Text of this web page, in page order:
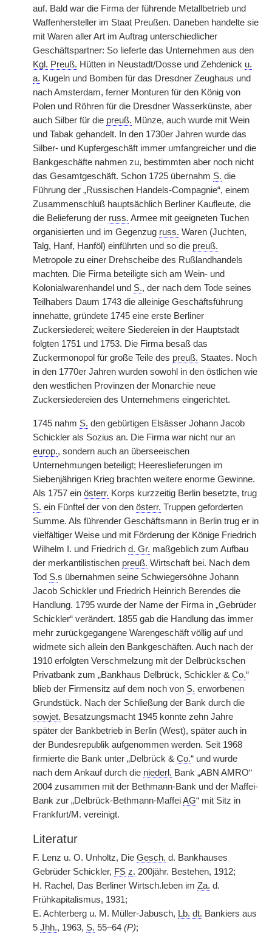
auf. Bald war die Firma der führende Metallbetrieb und
Waffenhersteller im Staat Preußen. Daneben handelte sie
mit Waren aller Art im Auftrag unterschiedlicher
Geschäftspartner: So lieferte das Unternehmen aus den
Kgl. Preuß. Hütten in Neustadt/Dosse und Zehdenick u.
a. Kugeln und Bomben für das Dresdner Zeughaus und
nach Amsterdam, ferner Monturen für den König von
Polen und Röhren für die Dresdner Wasserkünste, aber
auch Silber für die preuß. Münze, auch wurde mit Wein
und Tabak gehandelt. In den 1730er Jahren wurde das
Silber- und Kupfergeschäft immer umfangreicher und die
Bankgeschäfte nahmen zu, bestimmten aber noch nicht
das Gesamtgeschäft. Schon 1725 übernahm S. die
Führung der „Russischen Handels-Compagnie“, einem
Zusammenschluß hauptsächlich Berliner Kaufleute, die
die Belieferung der russ. Armee mit geeigneten Tuchen
organisierten und im Gegenzug russ. Waren (Juchten,
Talg, Hanf, Hanföl) einführten und so die preuß.
Metropole zu einer Drehscheibe des Rußlandhandels
machten. Die Firma beteiligte sich am Wein- und
Kolonialwarenhandel und S., der nach dem Tode seines
Teilhabers Daum 1743 die alleinige Geschäftsführung
innehatte, gründete 1745 eine erste Berliner
Zuckersiederei; weitere Siedereien in der Hauptstadt
folgten 1751 und 1753. Die Firma besaß das
Zuckermonopol für große Teile des preuß. Staates. Noch
in den 1770er Jahren wurden sowohl in den östlichen wie
den westlichen Provinzen der Monarchie neue
Zuckersiedereien des Unternehmens eingerichtet.
1745 nahm S. den gebürtigen Elsässer Johann Jacob
Schickler als Sozius an. Die Firma war nicht nur an
europ., sondern auch an überseeischen
Unternehmungen beteiligt; Heereslieferungen im
Siebenjährigen Krieg brachten weitere enorme Gewinne.
Als 1757 ein österr. Korps kurzzeitig Berlin besetzte, trug
S. ein Fünftel der von den österr. Truppen geforderten
Summe. Als führender Geschäftsmann in Berlin trug er in
vielfältiger Weise und mit Förderung der Könige Friedrich
Wilhelm I. und Friedrich d. Gr. maßgeblich zum Aufbau
der merkantilistischen preuß. Wirtschaft bei. Nach dem
Tod S.s übernahmen seine Schwiegersöhne Johann
Jacob Schickler und Friedrich Heinrich Berendes die
Handlung. 1795 wurde der Name der Firma in „Gebrüder
Schickler“ verändert. 1855 gab die Handlung das immer
mehr zurückgegangene Warengeschäft völlig auf und
widmete sich allein den Bankgeschäften. Auch nach der
1910 erfolgten Verschmelzung mit der Delbrückschen
Privatbank zum „Bankhaus Delbrück, Schickler & Co.“
blieb der Firmensitz auf dem noch von S. erworbenen
Grundstück. Nach der Schließung der Bank durch die
sowjet. Besatzungsmacht 1945 konnte zehn Jahre
später der Bankbetrieb in Berlin (West), später auch in
der Bundesrepublik aufgenommen werden. Seit 1968
firmierte die Bank unter „Delbrück & Co.“ und wurde
nach dem Ankauf durch die niederl. Bank „ABN AMRO“
2004 zusammen mit der Bethmann-Bank und der Maffei-
Bank zur „Delbrück-Bethmann-MaffeiAG“ mit Sitz in
Frankfurt/M. vereinigt.
Literatur
F. Lenz u. O. Unholtz, Die Gesch. d. Bankhauses
Gebrüder Schickler, FS z. 200jähr. Bestehen, 1912;
H. Rachel, Das Berliner Wirtsch.leben im Za. d.
Frühkapitalismus, 1931;
E. Achterberg u. M. Müller-Jabusch, Lb. dt. Bankiers aus
5 Jhh., 1963, S. 55–64 (P);